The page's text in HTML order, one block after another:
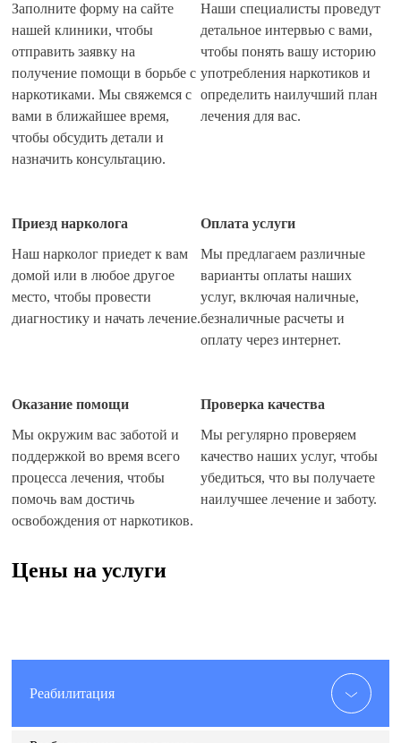
Как происходит оказание наркологической помощи по
методу 12 шагов?
Эффективность метода при лечении алкоголизма и
наркомании
Преимущества реабилитации 12 шагов в нашей
Часто задаваемые вопросы
Отзывы пациентов
Наши врачи
Заполните форму на сайте
нашей клиники, чтобы
отправить заявку на
получение помощи в борьбе с
наркотиками. Мы свяжемся с
вами в ближайшее время,
чтобы обсудить детали и
назначить консультацию.
Наши специалисты проведут
детальное интервью с вами,
чтобы понять вашу историю
употребления наркотиков и
определить наилучший план
лечения для вас.
Приезд нарколога
Наш нарколог приедет к вам
домой или в любое другое
место, чтобы провести
диагностику и начать лечение.
Оплата услуги
Мы предлагаем различные
варианты оплаты наших
услуг, включая наличные,
безналичные расчеты и
оплату через интернет.
Оказание помощи
Мы окружим вас заботой и
поддержкой во время всего
процесса лечения, чтобы
помочь вам достичь
освобождения от наркотиков.
Проверка качества
Мы регулярно проверяем
качество наших услуг, чтобы
убедиться, что вы получаете
наилучшее лечение и заботу.
Цены на услуги
Реабилитация